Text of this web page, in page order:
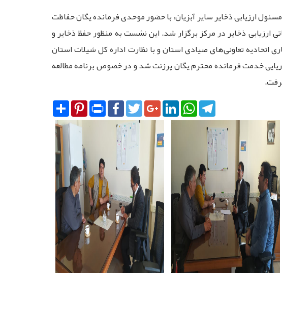
ارزیابی ذخایر سایر آبزیان، با حضور موحدی فرمانده یگان حفاظت
ذخایر در مرکز برگزار شد. این نشست به منظور حفظ ذخایر و
اتحادیه تعاونی‌های صیادی استان و با نظارت اداره کل شیلات استان
خدمت فرمانده محترم یگان پرزنت شد و در خصوص برنامه مطالعه
Share Pinterest
Print FacebookTwitterGoogle+LinkedInWhatsApp